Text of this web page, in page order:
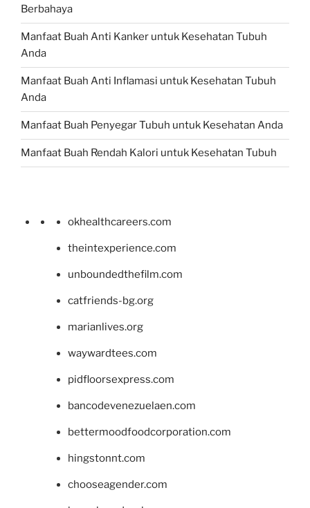
Berbahaya
Manfaat Buah Anti Kanker untuk Kesehatan Tubuh
Anda
Manfaat Buah Anti Inflamasi untuk Kesehatan Tubuh
Anda
Manfaat Buah Penyegar Tubuh untuk Kesehatan Anda
Manfaat Buah Rendah Kalori untuk Kesehatan Tubuh
okhealthcareers.com
theintexperience.com
unboundedthefilm.com
catfriends-bg.org
marianlives.org
waywardtees.com
pidfloorsexpress.com
bancodevenezuelaen.com
bettermoodfoodcorporation.com
hingstonnt.com
chooseagender.com